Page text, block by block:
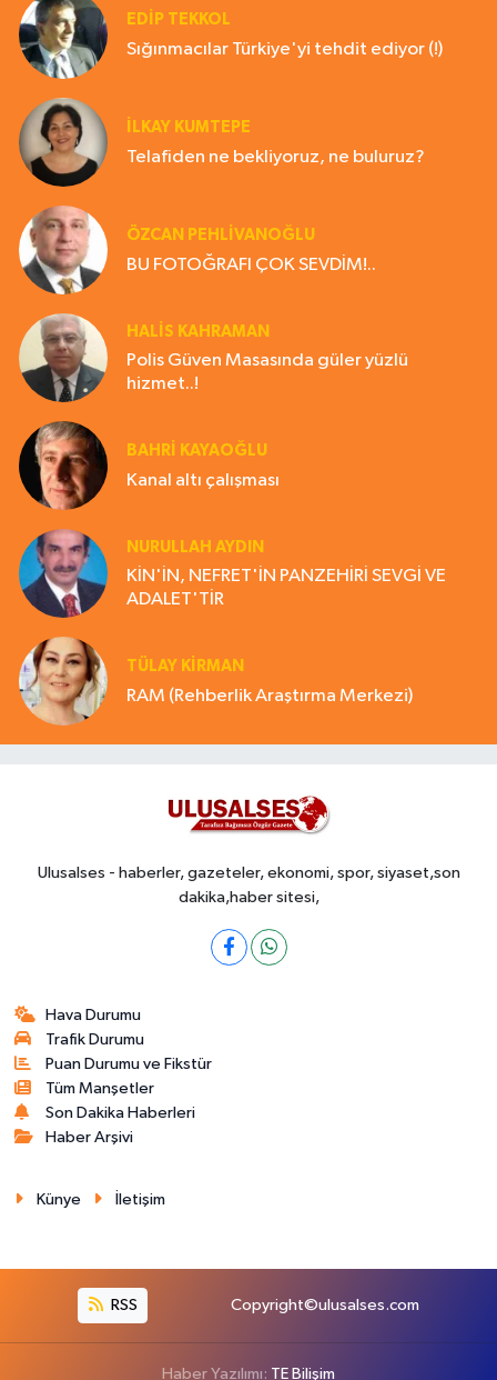
EDIP TEKKOL
Sığınmacılar Türkiye'yi tehdit ediyor (!)
İLKAY KUMTEPE
Telafiden ne bekliyoruz, ne buluruz?
ÖZCAN PEHLİVANOĞLU
BU FOTOĞRAFI ÇOK SEVDİM!..
HALIS KAHRAMAN
Polis Güven Masasında güler yüzlü
hizmet..!
BAHRI KAYAOĞLU
Kanal altı çalışması
NURULLAH AYDIN
KİN'İN, NEFRET'İN PANZEHİRİ SEVGİ VE
ADALET'TİR
TÜLAY KİRMAN
RAM (Rehberlik Araştırma Merkezi)
Ulusalses - haberler, gazeteler, ekonomi, spor, siyaset,son
dakika,haber sitesi,
Hava Durumu
Trafik Durumu
Puan Durumu ve Fikstür
Tüm Manşetler
Son Dakika Haberleri
Haber Arşivi
Künye İletişim
RSS Copyright©ulusalses.com
Haber Yazılımı: TE Bilişim